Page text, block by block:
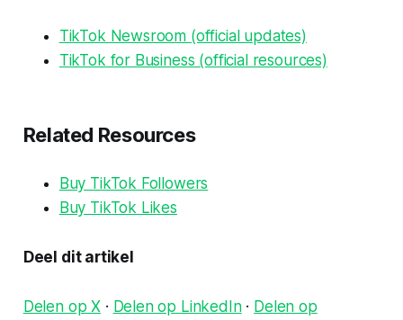
TikTok Newsroom (official updates)
TikTok for Business (official resources)
Related Resources
Buy TikTok Followers
Buy TikTok Likes
Deel dit artikel
Delen op X · Delen op LinkedIn· Delen op